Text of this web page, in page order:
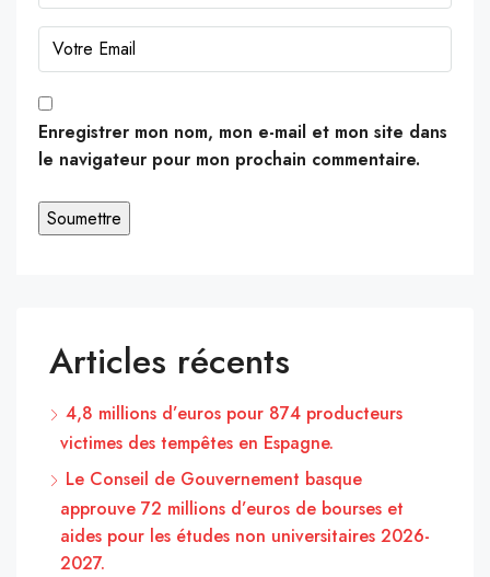
Enregistrer mon nom, mon e-mail et mon site dans
le navigateur pour mon prochain commentaire.
Articles récents
4,8 millions d’euros pour 874 producteurs
victimes des tempêtes en Espagne.
Le Conseil de Gouvernement basque
approuve 72 millions d’euros de bourses et
aides pour les études non universitaires 2026-
2027.